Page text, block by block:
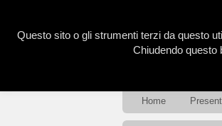
Home
Questo sito o gli strumenti terzi da questo
Chiudendo questo